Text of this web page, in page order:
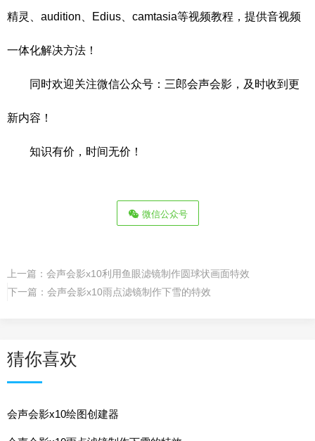
精灵、audition、Edius、camtasia等视频教程，提供音视频
一体化解决方法！
同时欢迎关注微信公众号：三郎会声会影，及时收到更
新内容！
知识有价，时间无价！
微信公众号
上一篇： 会声会影x10利用鱼眼滤镜制作圆球状画面特效
下一篇： 会声会影x10雨点滤镜制作下雪的特效
猜你喜欢
会声会影x10绘图创建器